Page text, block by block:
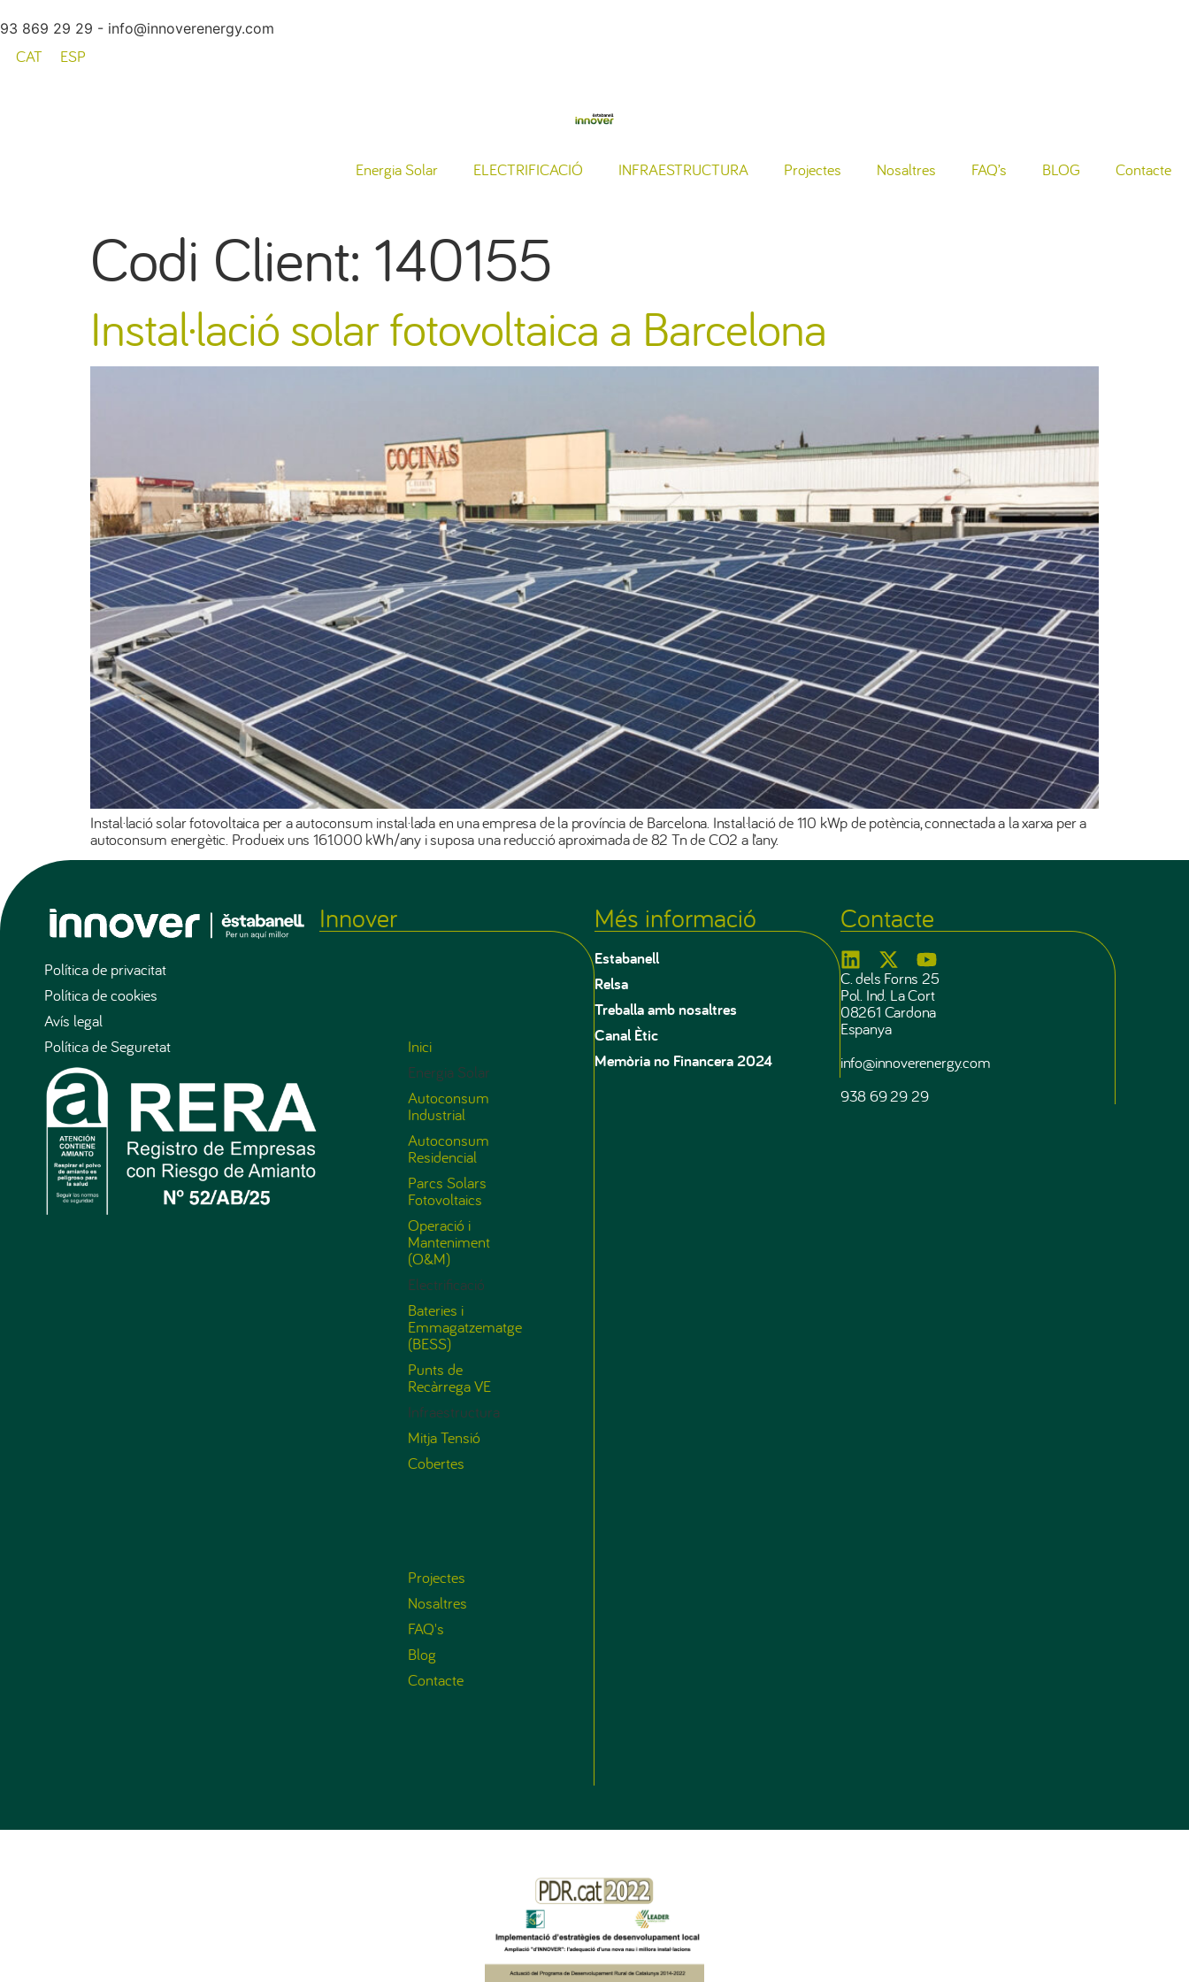
93 869 29 29 - info@innoverenergy.com
CAT ESP
Energia Solar ELECTRIFICACIÓ INFRAESTRUCTURA Projectes Nosaltres FAQ’s BLOG Contacte
Codi Client: 140155
Instal·lació solar fotovoltaica a Barcelona
Instal·lació solar fotovoltaica per a autoconsum instal·lada en una empresa de la província de Barcelona. Instal·lació de 110 kWp de potència, connectada a la xarxa per a
autoconsum energètic. Produeix uns 161.000 kWh/any i suposa una reducció aproximada de 82 Tn de CO2 a l’any.
Política de privacitat
Política de cookies
Avís legal
Política de Seguretat
Innover
Inici
Energia Solar
Autoconsum
Industrial
Autoconsum
Residencial
Parcs Solars
Fotovoltaics
Operació i
Manteniment
(O&M)
Electrificació
Bateries i
Emmagatzematge
(BESS)
Punts de
Recàrrega VE
Infraestructura
Mitja Tensió
Cobertes
Projectes
Nosaltres
FAQ's
Blog
Contacte
Més informació
Estabanell
Relsa
Treballa amb nosaltres
Canal Ètic
Memòria no Financera 2024
Contacte
C. dels Forns 25
Pol. Ind. La Cort
08261 Cardona
Espanya
info@innoverenergy.com
938 69 29 29